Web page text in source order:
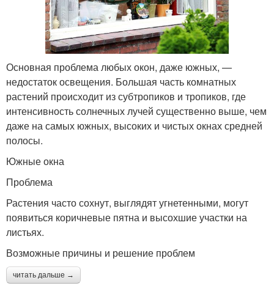
Основная проблема любых окон, даже южных, —
недостаток освещения. Большая часть комнатных
растений происходит из субтропиков и тропиков, где
интенсивность солнечных лучей существенно выше, чем
даже на самых южных, высоких и чистых окнах средней
полосы.
Южные окна
Проблема
Растения часто сохнут, выглядят угнетенными, могут
появиться коричневые пятна и высохшие участки на
листьях.
Возможные причины и решение проблем
читать дальше →